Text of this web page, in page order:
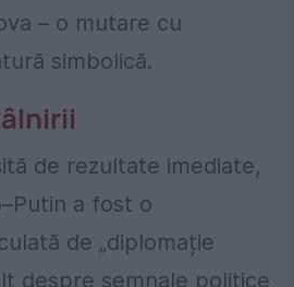
– o mutare cu
simbolică.
de rezultate imediate,
a fost o
de „diplomație
despre semnale politice